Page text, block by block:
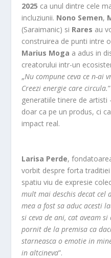
2025 ca unul dintre cele
incluziunii. Nono Semen,
(Saraimanic) si Rares au
construirea de punti intre
Marius Moga a adus in
creatorului intr-un
„Nu compune ceva ce n-ai
Creezi energie care circula.
generatiile tinere de artisti
doar ca pe un produs, ci
impact real.
Larisa Perde,
vorbit despre forta
spatiu viu de expresie
mult mai deschis decat cel
mea a fost sa aduc acesti
si ceva de ani, cat aveam
pornit de la premisa ca
starneasca o emotie in
in altcineva”.